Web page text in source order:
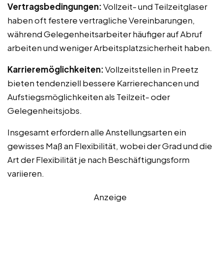
Vertragsbedingungen:Vollzeit- und Teilzeitglaser
haben oft festere vertragliche Vereinbarungen,
während Gelegenheitsarbeiter häufiger auf Abruf
arbeiten und weniger Arbeitsplatzsicherheit haben.
Karrieremöglichkeiten:Vollzeitstellen in Preetz
bieten tendenziell bessere Karrierechancen und
Aufstiegsmöglichkeiten als Teilzeit- oder
Gelegenheitsjobs.
Insgesamt erfordern alle Anstellungsarten ein
gewisses Maß an Flexibilität, wobei der Grad und die
Art der Flexibilität je nach Beschäftigungsform
variieren.
Anzeige